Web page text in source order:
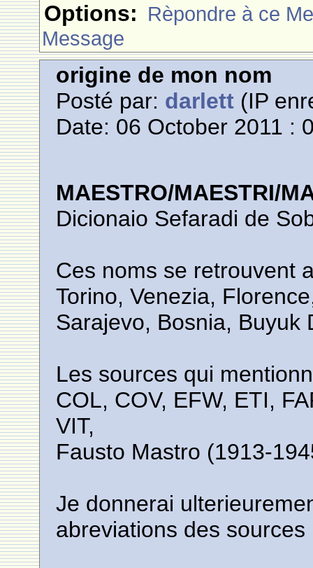
Options: Rèpondre à ce
Message
origine de mon nom
Posté par: darlett (IP
Date: 06 October 2011 :
MAESTRO/MAESTRI/
Dicionaio Sefaradi de
Ces noms se retrouvent
Torino, Venezia,
Sarajevo, Bosnia, Buyuk
Les sources qui
COL, COV, EFW, ETI,
VIT,
Fausto Mastro (1913-
Je donnerai
abreviations des